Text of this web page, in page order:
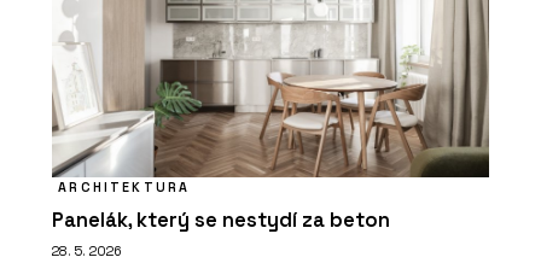
ARCHITEKTURA
Panelák, který se nestydí za beton
28. 5. 2026